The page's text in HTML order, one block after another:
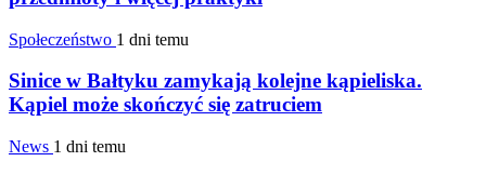
Społeczeństwo 1 dni temu
Sinice w Bałtyku zamykają kolejne kąpieliska.
Kąpiel może skończyć się zatruciem
News 1 dni temu